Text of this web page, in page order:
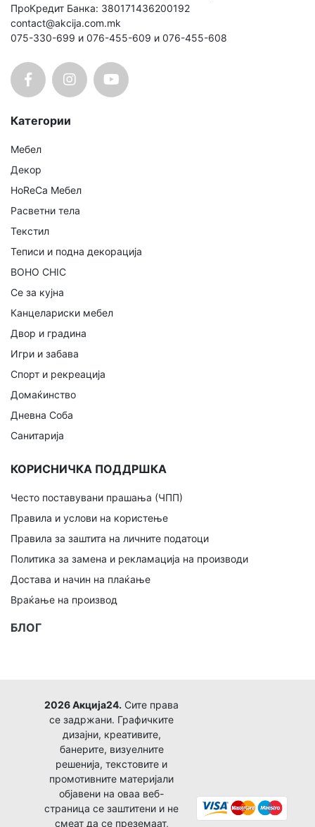
ПроКредит Банка: 380171436200192
contact@akcija.com.mk
075-330-699 и 076-455-609 и 076-455-608
Категории
Мебел
Декор
HoReCa Мебел
Расветни тела
Текстил
Теписи и подна декорација
BOHO CHIC
Се за кујна
Канцелариски мебел
Двор и градина
Игри и забава
Спорт и рекреација
Домаќинство
Дневна Соба
Санитарија
КОРИСНИЧКА ПОДДРШКА
Често поставувани прашања (ЧПП)
Правила и услови на користење
Правила за заштита на личните податоци
Политика за замена и рекламација на производи
Достава и начин на плаќање
Враќање на производ
БЛОГ
2026 Акција24. Сите права
се задржани. Графичките
дизајни, креативите,
банерите, визуелните
решенија, текстовите и
промотивните материјали
објавени на оваа веб-
страница се заштитени и не
смеат да се преземаат,